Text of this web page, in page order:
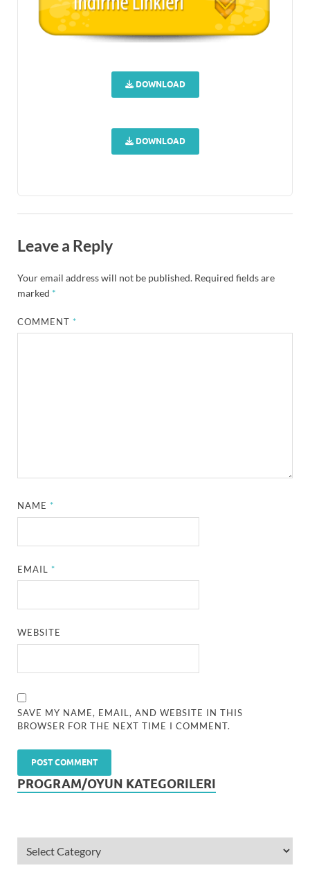
DOWNLOAD
DOWNLOAD
Leave a Reply
Your email address will not be published. Required fields are
marked *
COMMENT*
NAME*
EMAIL*
WEBSITE
SAVE MY NAME, EMAIL, AND WEBSITE IN THIS
BROWSER FOR THE NEXT TIME I COMMENT.
PROGRAM/OYUN KATEGORILERI